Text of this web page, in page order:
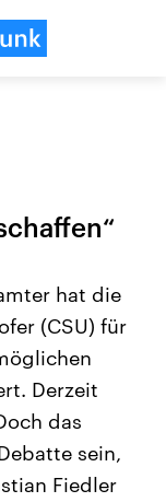
Beiträge,
und
die Vereinigten
mächtigsten Ländern
Einfluss auf
hat die
(CSU) für
Derzeit
das
sein,
Fiedler